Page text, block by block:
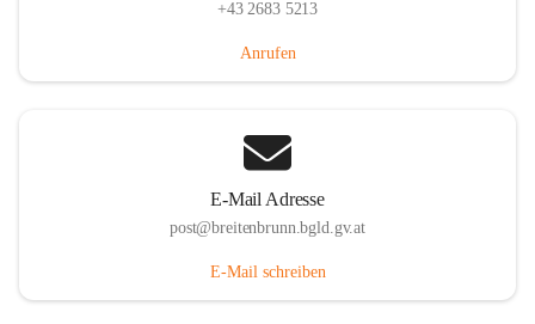
+43 2683 5213
Anrufen
E-Mail Adresse
post@breitenbrunn.bgld.gv.at
E-Mail schreiben